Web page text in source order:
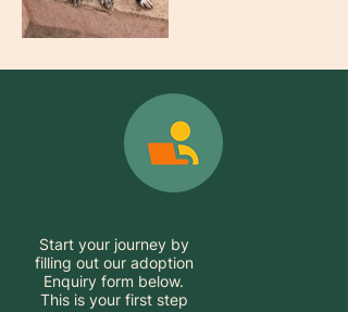
Start your journey by
filling out our adoption
Enquiry form below.
This is your first step